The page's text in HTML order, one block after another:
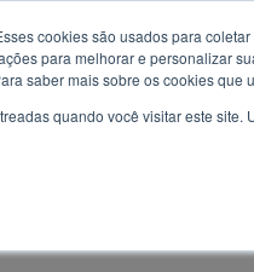
cookies são usados ​​para
para melhorar e personalizar
saber mais sobre os cookies
quando você visitar este
7 de agosto de
receber notificações e não
importante?